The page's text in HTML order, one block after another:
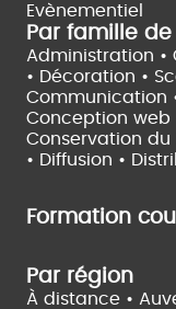
Evènementiel
Par famille
Administration •
• Décoration •
Communication
Conception web
Conservation du
• Diffusion •
Formation
Par région
À distance •